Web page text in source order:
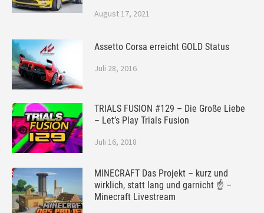
August 17, 2021
Assetto Corsa erreicht GOLD Status
Juli 28, 2016
TRIALS FUSION #129 – Die Große Liebe
– Let’s Play Trials Fusion
Juli 16, 2018
MINECRAFT Das Projekt – kurz und
wirklich, statt lang und garnicht ☝ –
Minecraft Livestream